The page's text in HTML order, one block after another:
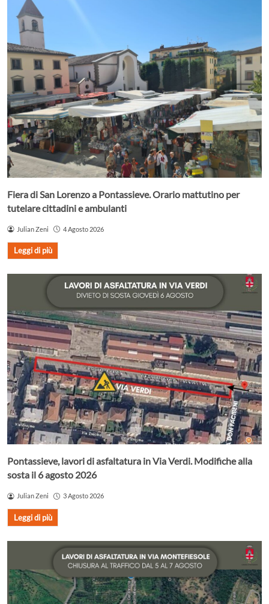
Fiera di San Lorenzo a Pontassieve. Orario mattutino per
tutelare cittadini e ambulanti
Julian Zeni 4 Agosto 2026
Leggi di più
Pontassieve, lavori di asfaltatura in Via Verdi. Modifiche alla
sosta il 6 agosto 2026
Julian Zeni 3 Agosto 2026
Leggi di più